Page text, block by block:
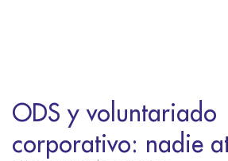
ODS y voluntariado
corporativo: nadie